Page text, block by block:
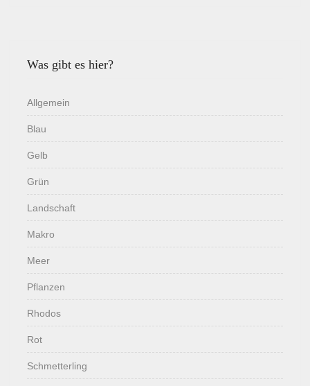
Was gibt es hier?
Allgemein
Blau
Gelb
Grün
Landschaft
Makro
Meer
Pflanzen
Rhodos
Rot
Schmetterling